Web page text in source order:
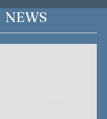
NEWS